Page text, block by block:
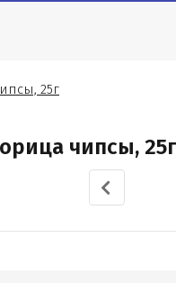
чипсы, 25г